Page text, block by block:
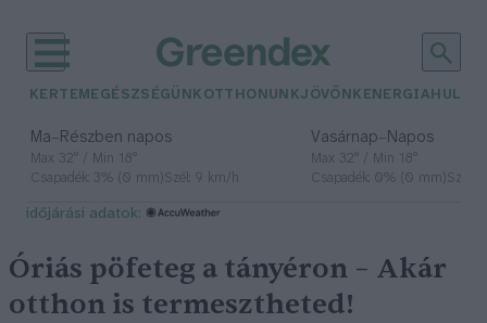
KERTEM EGÉSZSÉGÜNK OTTHONUNKJÖVŐNK ENERGIA
Ma– Részben napos
Max 32° / Min 18°
Csapadék: 3% (0 mm)Szél: 9 km/h
Vasárnap– Napos
Max 32° / Min 18°
Csapadék: 0% (0 mm)Szél:
időjárási adatok:
Óriás pöfeteg a tányéron – Akár
otthon is termesztheted!